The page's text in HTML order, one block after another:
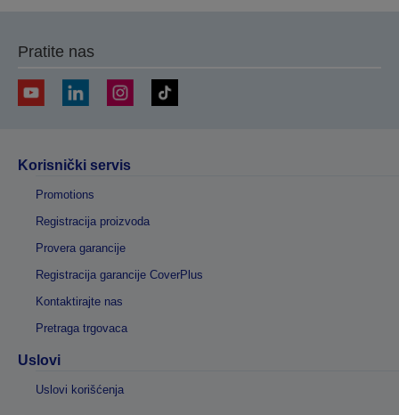
Pratite nas
Korisnički servis
Promotions
Registracija proizvoda
Provera garancije
Registracija garancije CoverPlus
Kontaktirajte nas
Pretraga trgovaca
Uslovi
Uslovi korišćenja